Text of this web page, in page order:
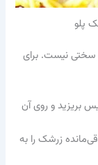
پلو
سختی نیست. برای
بریزید و روی آن
زرشک را به